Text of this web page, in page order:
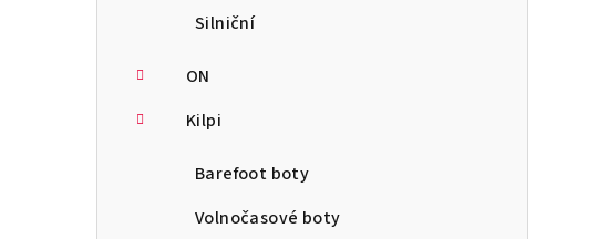
Silniční
ON
Kilpi
Barefoot boty
Volnočasové boty